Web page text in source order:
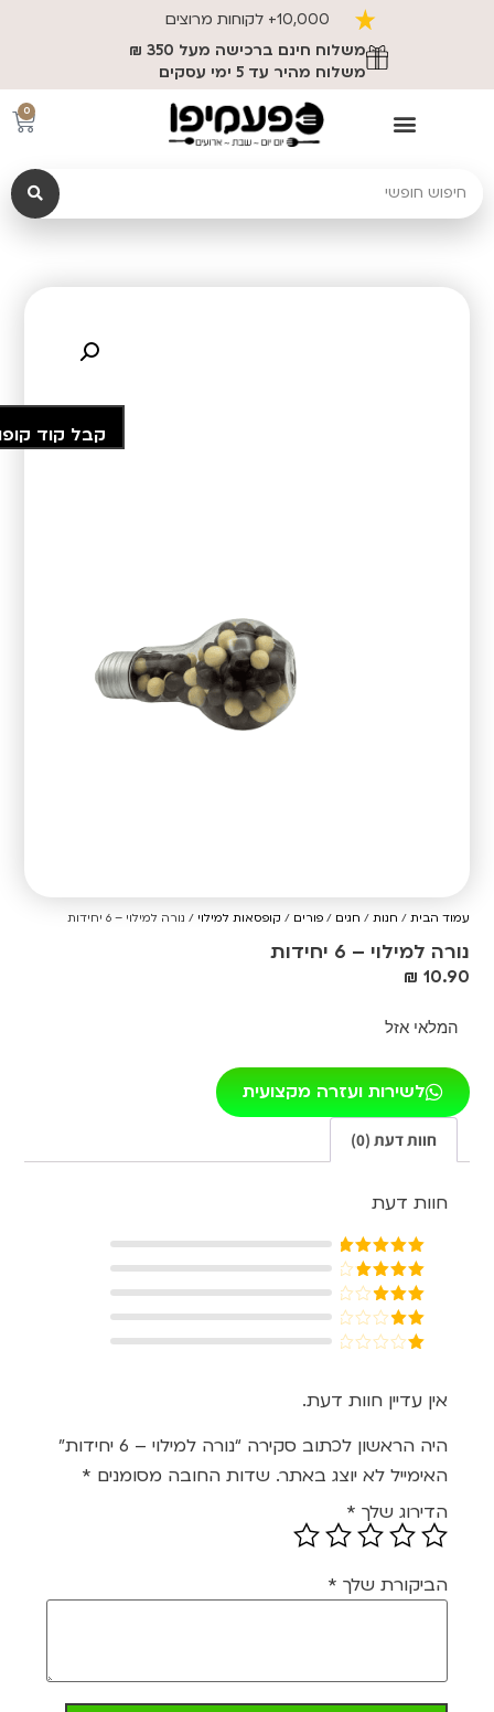
10,000+ לקוחות מרוצים
משלוח חינם ברכישה מעל 350 ₪
משלוח מהיר עד 5 ימי עסקים
0
עמוד הבית / חנות / חגים /פורים / קופסאות למילוי / נורה למילוי – 6 יחידות
נורה למילוי – 6 יחידות
₪ 10.90
המלאי אזל
לשירות ועזרה מקצועית
חוות דעת (0)
חוות דעת
דורג5מתוך
5
דורג4
מתוך 5
דורג3
מתוך 5
דורג
מתוך
5
אין עדיין חוות דעת.
היה הראשון לכתוב סקירה “נורה למילוי – 6 יחידות”
האימייל לא יוצג באתר. שדות החובה מסומנים *
הדירוג שלך *
הביקורת שלך *
קבל קוד